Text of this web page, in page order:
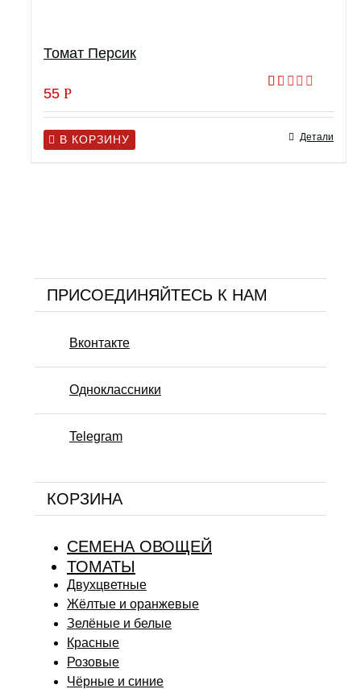
Томат Персик
1.00
55 Р
В КОРЗИНУ Детали
ПРИСОЕДИНЯЙТЕСЬ К НАМ
Вконтакте
Одноклассники
Telegram
КОРЗИНА
СЕМЕНА ОВОЩЕЙ
ТОМАТЫ
Двухцветные
Жёлтые и оранжевые
Зелёные и белые
Красные
Розовые
Чёрные и синие